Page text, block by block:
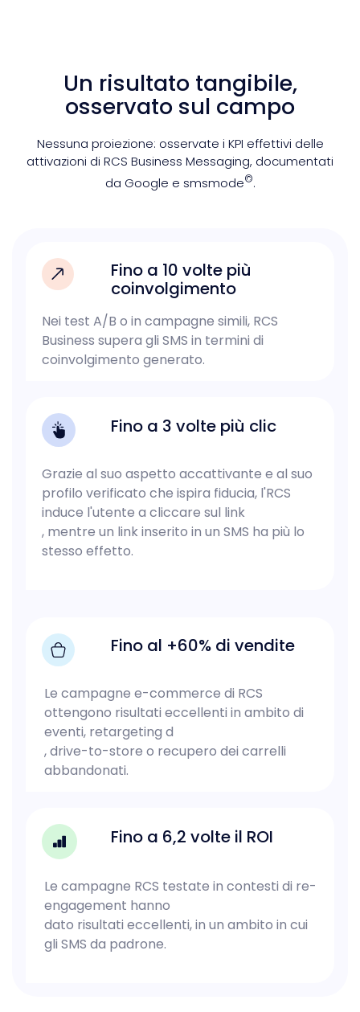
Un risultato tangibile,
osservato sul campo
Nessuna proiezione: osservate i KPI effettivi delle
attivazioni di RCS Business Messaging, documentati
da Google e smsmode©.
Fino a 10 volte più
coinvolgimento
Nei test A/B o in campagne simili, RCS
Business supera gli SMS in termini di
coinvolgimento generato.
Fino a 3 volte più clic
Grazie al suo aspetto accattivante e al suo
profilo verificato che ispira fiducia, l'RCS
induce l'utente a cliccare sul link
, mentre un link inserito in un SMS ha più lo
stesso effetto.
Fino al +60% di vendite
Le campagne e-commerce di RCS
ottengono risultati eccellenti in ambito di
eventi, retargeting d
, drive-to-store o recupero dei carrelli
abbandonati.
Fino a 6,2 volte il ROI
Le campagne RCS testate in contesti di re-
engagement hanno
dato risultati eccellenti, in un ambito in cui
gli SMS da padrone.